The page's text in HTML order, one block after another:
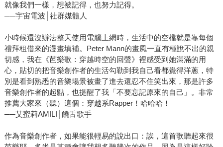
就像我們一樣，想被記得，也努力記得。
──宇宙電波│社群媒體人
小時候還沒辦法整天使用電腦上網時，生活中的空檔就是靠每個
禮拜租借來的漫畫填補。Peter Mann的畫風一直有種說不出的親
切感，我在《芭樂歌：穿越時空的回聲》裡感受到她滿滿的用
心，貼切的把音樂創作者的生活勾勒到我自己看都覺得洋蔥，特
別是看到熟悉的音樂場景被畫了進去還忍不住笑出來，那是許多
音樂創作者的起點，也提醒了我「不要忘記原來的自己」。非常
推薦大家來（聽）這個：穿越系Rapper！哈哈哈！
──艾蜜莉AMILI│饒舌歌手
作為音樂創作者，如果能很輕易的說出口：誒，這首歌聽起來很